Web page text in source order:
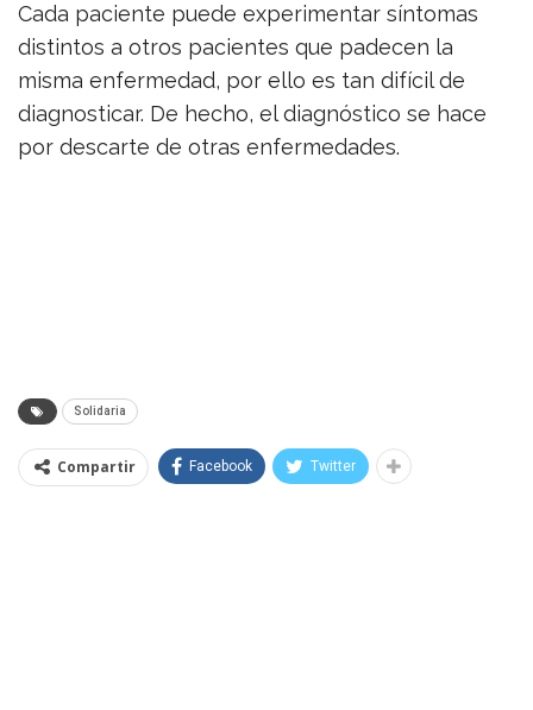
Cada paciente puede experimentar síntomas
distintos a otros pacientes que padecen la
misma enfermedad, por ello es tan difícil de
diagnosticar. De hecho, el diagnóstico se hace
por descarte de otras enfermedades.
Solidaria
Compartir Facebook Twitter